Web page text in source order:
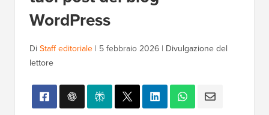
WordPress
Di Staff editoriale | 5 febbraio 2026 | Divulgazione del
lettore